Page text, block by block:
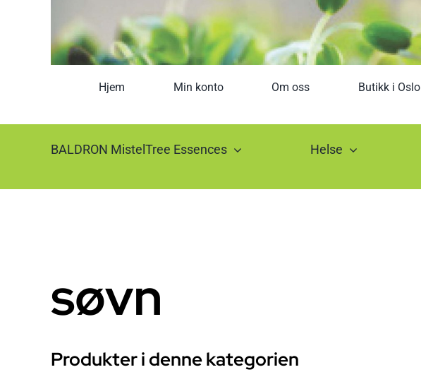
Hjem Min konto Om oss Butikk i Oslo
BALDRON MistelTree Essences Helse
søvn
Produkter i denne kategorien